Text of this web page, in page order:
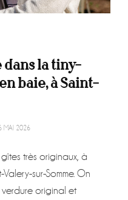
la tiny-
baie, à Saint-
MAI 2026
très originaux, à
sur-Somme. On
original et